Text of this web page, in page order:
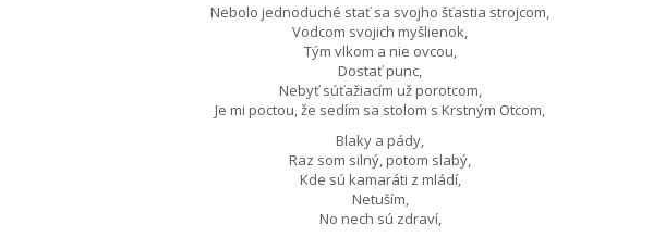
Nebolo jednoduché stať sa svojho šťastia strojcom,
Vodcom svojich myšlienok,
Tým vlkom a nie ovcou,
Dostať punc,
Nebyť súťažiacím už porotcom,
Je mi poctou, že sedím sa stolom s Krstným Otcom,
Blaky a pády,
Raz som silný, potom slabý,
Kde sú kamaráti z mládí,
Netuším,
No nech sú zdraví,